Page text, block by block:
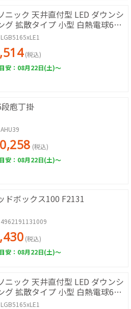
ニック 天井直付型 LED ダウンシ
グ 拡散タイプ 小型 白熱電球60
具相当
LGB5165xLE1
(税込)
安：08月22日(土)～
庖丁掛
AHU39
(税込)
安：08月22日(土)～
ドボックス100 F2131
4962191131009
(税込)
安：08月22日(土)～
ニック 天井直付型 LED ダウンシ
グ 拡散タイプ 小型 白熱電球60
具相当
LGB5165xLE1